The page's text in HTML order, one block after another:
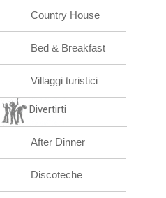
Country House
Bed & Breakfast
Villaggi turistici
Divertirti
After Dinner
Discoteche